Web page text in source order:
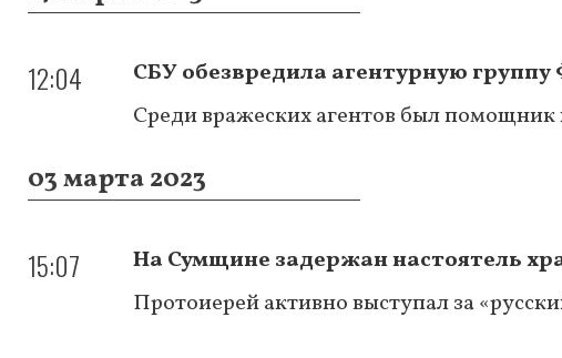
12:04
СБУ обезвредила агентурную
Среди вражеских агентов был
03 марта 2023
15:07
На Сумщине задержан настоятель
Протоиерей активно выступал за